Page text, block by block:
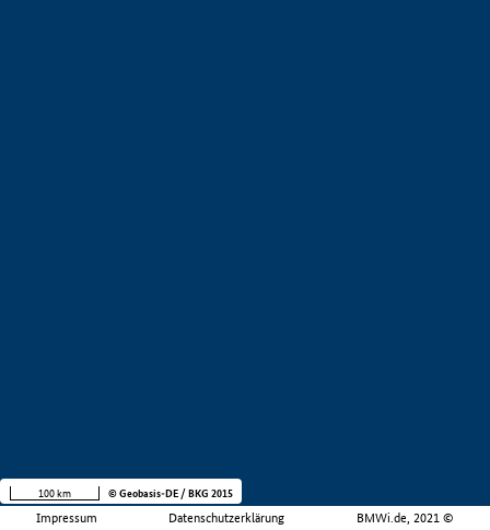
Impressum Datenschutzerklärung BMWi.de, 2021 ©
100 km © Geobasis-DE / BKG 2015